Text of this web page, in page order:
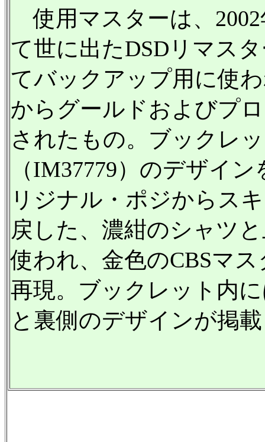
使用マスターは、2002
て世に出たDSDリマス
てバックアップ用に使
からグールドおよびプ
されたもの。ブックレ
（IM37779）のデザイ
リジナル・ポジからス
戻した、濃紺のシャツ
使われ、金色のCBSマ
再現。ブックレット内
と裏側のデザインが掲